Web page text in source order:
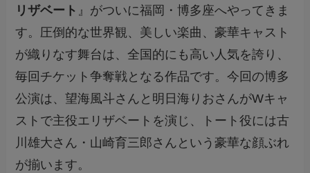
リザベート 』がついに福岡・博多座へやってきま
す。圧倒的な世界観、美しい楽曲、豪華キャスト
が織りなす舞台は、全国的にも高い人気を誇り、
毎回チケット争奪戦となる作品です。今回の博多
公演は、望海風斗さんと明日海りおさんがWキャ
ストで主役エリザベートを演じ、トート役には古
川雄大さん・山崎育三郎さんという豪華な顔ぶれ
が揃います。